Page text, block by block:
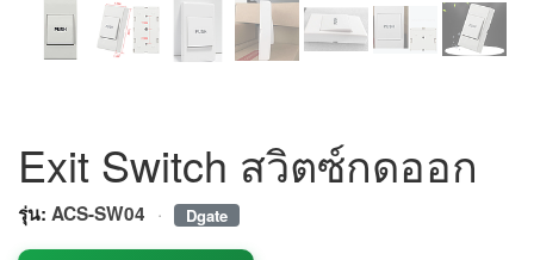
Exit Switch สวิตซ์กดออก
รุ่น: ACS-SW04 · Dgate